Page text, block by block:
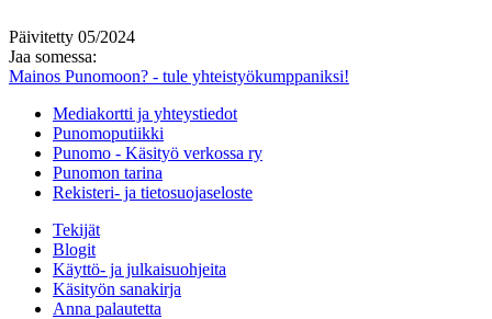
Päivitetty 05/2024
Jaa somessa:
Mainos Punomoon? - tule yhteistyökumppaniksi!
Mediakortti ja yhteystiedot
Punomoputiikki
Punomo - Käsityö verkossa ry
Punomon tarina
Rekisteri- ja tietosuojaseloste
Tekijät
Blogit
Käyttö- ja julkaisuohjeita
Käsityön sanakirja
Anna palautetta